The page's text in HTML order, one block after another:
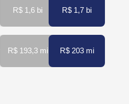
R$ 1,6 bi R$ 1,7 bi
R$ 193,3 mi R$ 203 mi